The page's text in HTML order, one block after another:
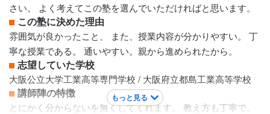
さい。 よく考えてこの塾を選んでいただければと思います。
この塾に決めた理由
雰囲気が良かったこと、 また、授業内容が分かりやすい。 丁
寧な授業である。 通いやすい。親から進められたから。
志望していた学校
大阪公立大学工業高等専門学校 / 大阪府立都島工業高等学校
講師陣の特徴
とにかく分からないを無くしてくれます。 教え方も丁寧で、
もっと見る